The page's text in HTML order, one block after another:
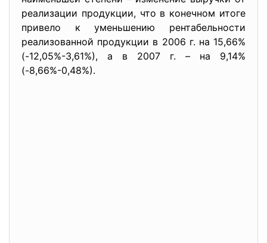
реализации продукции, что в конечном итоге
привело к уменьшению рентабельности
реализованной продукции в 2006 г. на 15,66%
(-12,05%-3,61%), а в 2007 г. – на 9,14%
(-8,66%-0,48%).